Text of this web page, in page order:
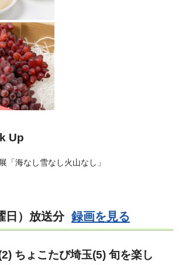
Up
「海なし雪なし火山なし」
日）放送分 録画を見る
ちょこたび埼玉(5) 旬を楽し